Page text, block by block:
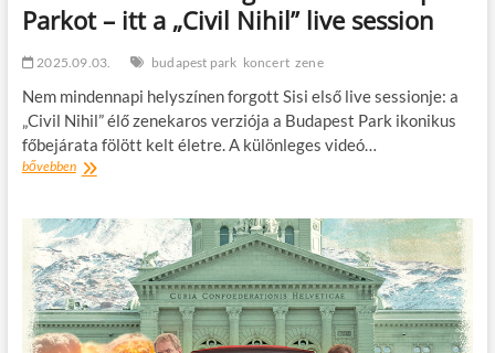
Parkot – itt a „Civil Nihil” live session
2025.09.03. budapest park koncert zene
Nem mindennapi helyszínen forgott Sisi első live sessionje: a
„Civil Nihil” élő zenekaros verziója a Budapest Park ikonikus
főbejárata fölött kelt életre. A különleges videó…
bővebbenSisi
megmászta
a
Budapest
Parkot
–
itt
a